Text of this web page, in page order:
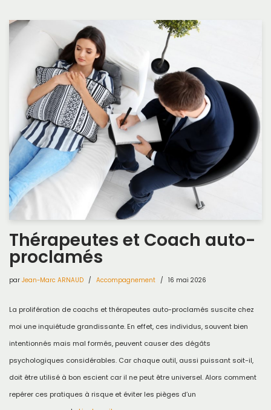
Thérapeutes et Coach auto-
proclamés
par Jean-Marc ARNAUD Accompagnement 16 mai 2026
La prolifération de coachs et thérapeutes auto-proclamés suscite chez
moi une inquiétude grandissante. En effet, ces individus, souvent bien
intentionnés mais mal formés, peuvent causer des dégâts
psychologiques considérables. Car chaque outil, aussi puissant soit-il,
doit être utilisé à bon escient car il ne peut être universel. Alors comment
repérer ces pratiques à risque et éviter les pièges d’un